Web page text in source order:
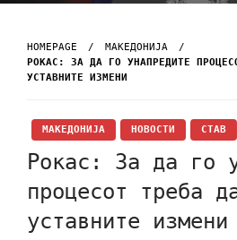
HOMEPAGE
МАКЕДОНИЈА
РОКАС: ЗА ДА ГО УНАПРЕДИТЕ
УСТАВНИТЕ ИЗМЕНИ
МАКЕДОНИЈА НОВОСТИ СТАВ
Рокас: За да го
процесот треба
уставните измени